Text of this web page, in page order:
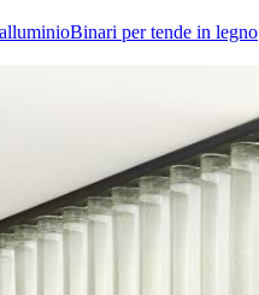
Binari per tende in legno